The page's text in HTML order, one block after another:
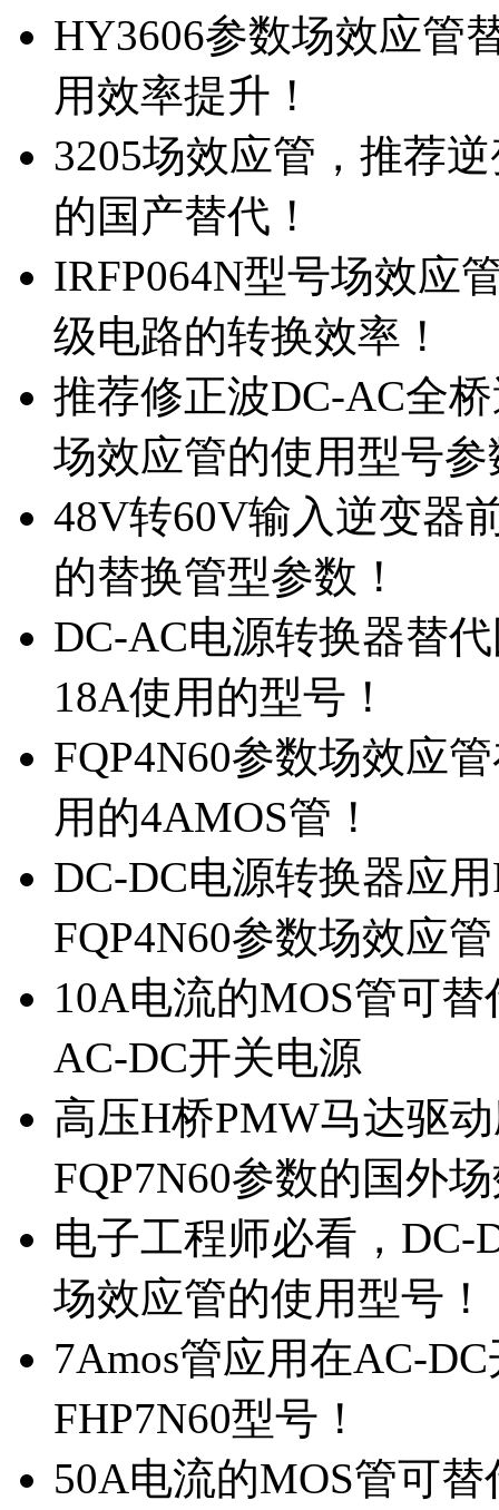
HY3606参数场效应管
用效率提升！
3205场效应管，推荐
的国产替代！
IRFP064N型号场效应
级电路的转换效率！
推荐修正波DC-AC全
场效应管的使用型号参
48V转60V输入逆变器
的替换管型参数！
DC-AC电源转换器替
18A使用的型号！
FQP4N60参数场效应
用的4AMOS管！
DC-DC电源转换器应
FQP4N60参数场效应
10A电流的MOS管可
AC-DC开关电源
高压H桥PMW马达驱
FQP7N60参数的国外
电子工程师必看，DC-
场效应管的使用型号！
7Amos管应用在AC-
FHP7N60型号！
50A电流的MOS管可